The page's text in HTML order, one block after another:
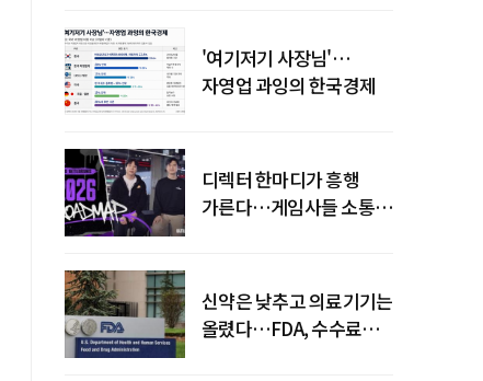
'여기저기 사장님'…
자영업 과잉의 한국경제
디렉터 한마디가 흥행
가른다…게임사들 소통
신약은 낮추고 의료기기는
올렸다…FDA, 수수료